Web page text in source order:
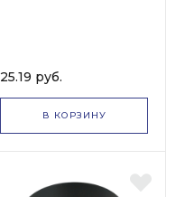
25.19 руб.
В КОРЗИНУ